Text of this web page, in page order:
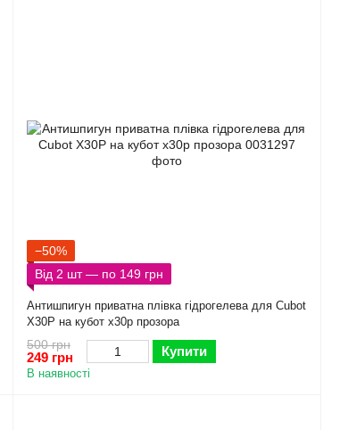
−50%
Від 2 шт — по 149 грн
Антишпигун приватна плівка гідрогелева для Cubot
X30P на кубот х30р прозора
500 грн
249 грн Купити
В наявності